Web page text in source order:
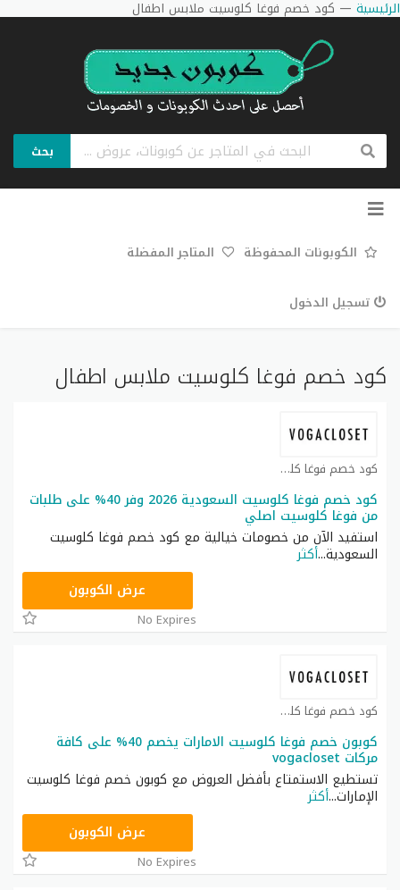
الرئيسية — كود خصم فوغا كلوسيت ملابس اطفال
بحث
تخطي
الكوبونات المحفوظة المتاجر المفضلة
تسجيل الدخول
كود خصم فوغا كلوسيت ملابس اطفال
كود خصم فوغا كلوسيت كوبون
كود خصم فوغا كلوسيت السعودية 2026 وفر 40% على طلبات
من فوغا كلوسيت اصلي
استفيد الآن من خصومات خيالية مع كود خصم فوغا كلوسيت
السعودية...أكثر
عرض الكوبون
No Expires
كود خصم فوغا كلوسيت كوبون
كوبون خصم فوغا كلوسيت الامارات يخصم 40% على كافة
مركات vogacloset
تستطيع الاستمتاع بأفضل العروض مع كوبون خصم فوغا كلوسيت
الإمارات...أكثر
TG627عرض الكوبون
No Expires